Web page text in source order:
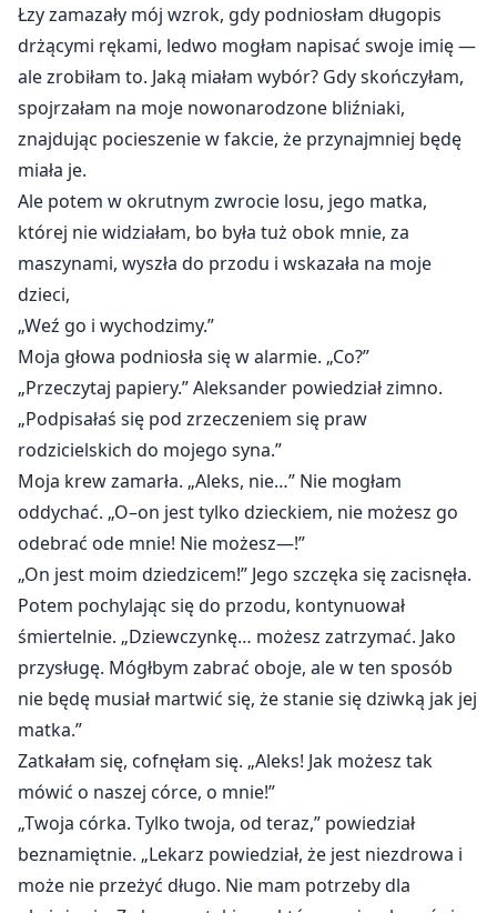
Łzy zamazały mój wzrok, gdy podniosłam długopis
drżącymi rękami, ledwo mogłam napisać swoje imię —
ale zrobiłam to. Jaką miałam wybór? Gdy skończyłam,
spojrzałam na moje nowonarodzone bliźniaki,
znajdując pocieszenie w fakcie, że przynajmniej będę
miała je.
Ale potem w okrutnym zwrocie losu, jego matka,
której nie widziałam, bo była tuż obok mnie, za
maszynami, wyszła do przodu i wskazała na moje
dzieci,
„Weź go i wychodzimy.”
Moja głowa podniosła się w alarmie. „Co?”
„Przeczytaj papiery.” Aleksander powiedział zimno.
„Podpisałaś się pod zrzeczeniem się praw
rodzicielskich do mojego syna.”
Moja krew zamarła. „Aleks, nie…” Nie mogłam
oddychać. „O–on jest tylko dzieckiem, nie możesz go
odebrać ode mnie! Nie możesz—!”
„On jest moim dziedzicem!” Jego szczęka się zacisnęła.
Potem pochylając się do przodu, kontynuował
śmiertelnie. „Dziewczynkę… możesz zatrzymać. Jako
przysługę. Mógłbym zabrać oboje, ale w ten sposób
nie będę musiał martwić się, że stanie się dziwką jak jej
matka.”
Zatkałam się, cofnęłam się. „Aleks! Jak możesz tak
mówić o naszej córce, o mnie!”
„Twoja córka. Tylko twoja, od teraz,” powiedział
beznamiętnie. „Lekarz powiedział, że jest niezdrowa i
może nie przeżyć długo. Nie mam potrzeby dla